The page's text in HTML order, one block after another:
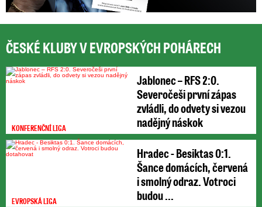
ČESKÉ KLUBY V EVROPSKÝCH POHÁRECH
KONFERENČNÍ LIGA
Jablonec – RFS 2:0.
Severočeši první zápas
zvládli, do odvety si vezou
nadějný náskok
EVROPSKÁ LIGA
Hradec - Besiktas 0:1.
Šance domácích, červená
i smolný odraz. Votroci
budou ...